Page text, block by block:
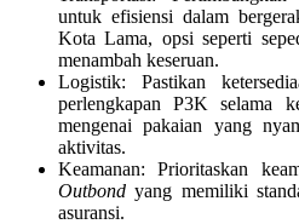
untuk efisiensi dalam
Kota Lama, opsi seperti
menambah keseruan.
Logistik: Pastikan
perlengkapan P3K selama
mengenai pakaian yang
aktivitas.
Keamanan: Prioritaskan
Outbond yang memiliki
asuransi.